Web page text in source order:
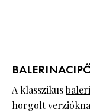
A klasszikus
horgolt